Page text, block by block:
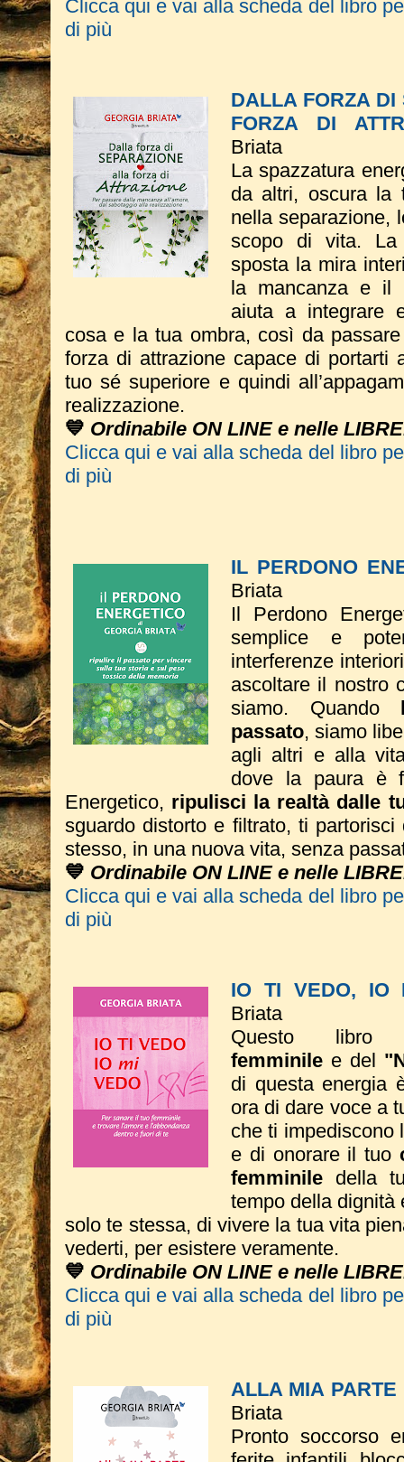
Clicca qui e vai alla scheda del libro
di più
DALLA FORZA
FORZA DI
Briata
La spazzatura
da altri, oscura la
nella separazione,
scopo di vita. La
sposta la mira
la mancanza e il
aiuta a integrare
cosa e la tua ombra, così da
forza di attrazione capace di portarti
tuo sé superiore e quindi
realizzazione.
💙 Ordinabile ON LINE e nelle
Clicca qui e vai alla scheda del libro
di più
IL PERDONO
Briata
Il Perdono
semplice e
interferenze
ascoltare il nostro
siamo. Quando
passato, siamo
agli altri e alla
dove la paura è
Energetico, ripulisci la realtà dalle
sguardo distorto e filtrato, ti
stesso, in una nuova vita, senza
💙 Ordinabile ON LINE e nelle
Clicca qui e vai alla scheda del libro
di più
IO TI VEDO, IO
Briata
Questo libro
femminile e del
di questa energia
ora di dare voce a
che ti impediscono
e di onorare il tuo
femminile della
tempo della dignità
solo te stessa, di vivere la tua vita
vederti, per esistere veramente.
💙 Ordinabile ON LINE e nelle
Clicca qui e vai alla scheda del libro
di più
ALLA MIA
Briata
Pronto soccorso